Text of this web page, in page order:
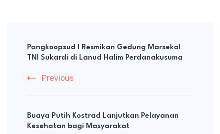
Navigation
Pangkoopsud I Resmikan Gedung Marsekal
TNI Sukardi di Lanud Halim Perdanakusuma
Previous
Buaya Putih Kostrad Lanjutkan Pelayanan
Kesehatan bagi Masyarakat